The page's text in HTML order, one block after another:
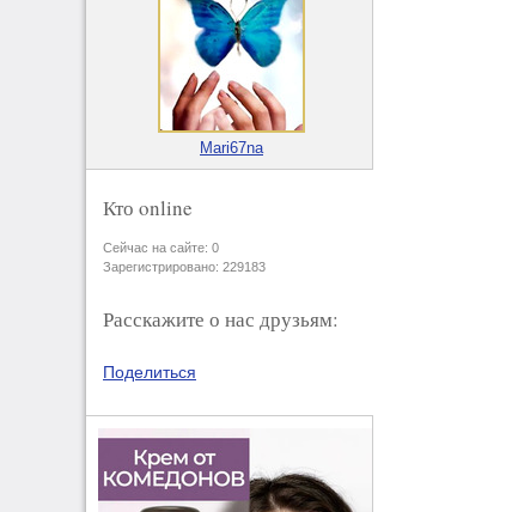
Mari67na
Кто online
Сейчас на сайте: 0
Зарегистрировано: 229183
Расскажите о нас друзьям:
Поделиться